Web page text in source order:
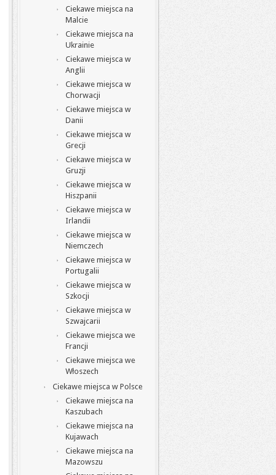
Ciekawe miejsca na
Malcie
Ciekawe miejsca na
Ukrainie
Ciekawe miejsca w
Anglii
Ciekawe miejsca w
Chorwacji
Ciekawe miejsca w
Danii
Ciekawe miejsca w
Grecji
Ciekawe miejsca w
Gruzji
Ciekawe miejsca w
Hiszpanii
Ciekawe miejsca w
Irlandii
Ciekawe miejsca w
Niemczech
Ciekawe miejsca w
Portugalii
Ciekawe miejsca w
Szkocji
Ciekawe miejsca w
Szwajcarii
Ciekawe miejsca we
Francji
Ciekawe miejsca we
Włoszech
Ciekawe miejsca w Polsce
Ciekawe miejsca na
Kaszubach
Ciekawe miejsca na
Kujawach
Ciekawe miejsca na
Mazowszu